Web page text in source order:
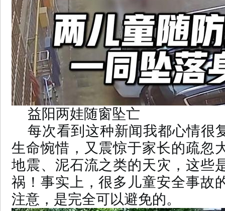
益阳两娃随窗坠亡
每次看到这种新闻我都心情很
生命惋惜，又震惊于家长的疏忽
地震、泥石流之类的天灾，这些
祸！事实上，很多儿童安全事故
注意，是完全可以避免的。